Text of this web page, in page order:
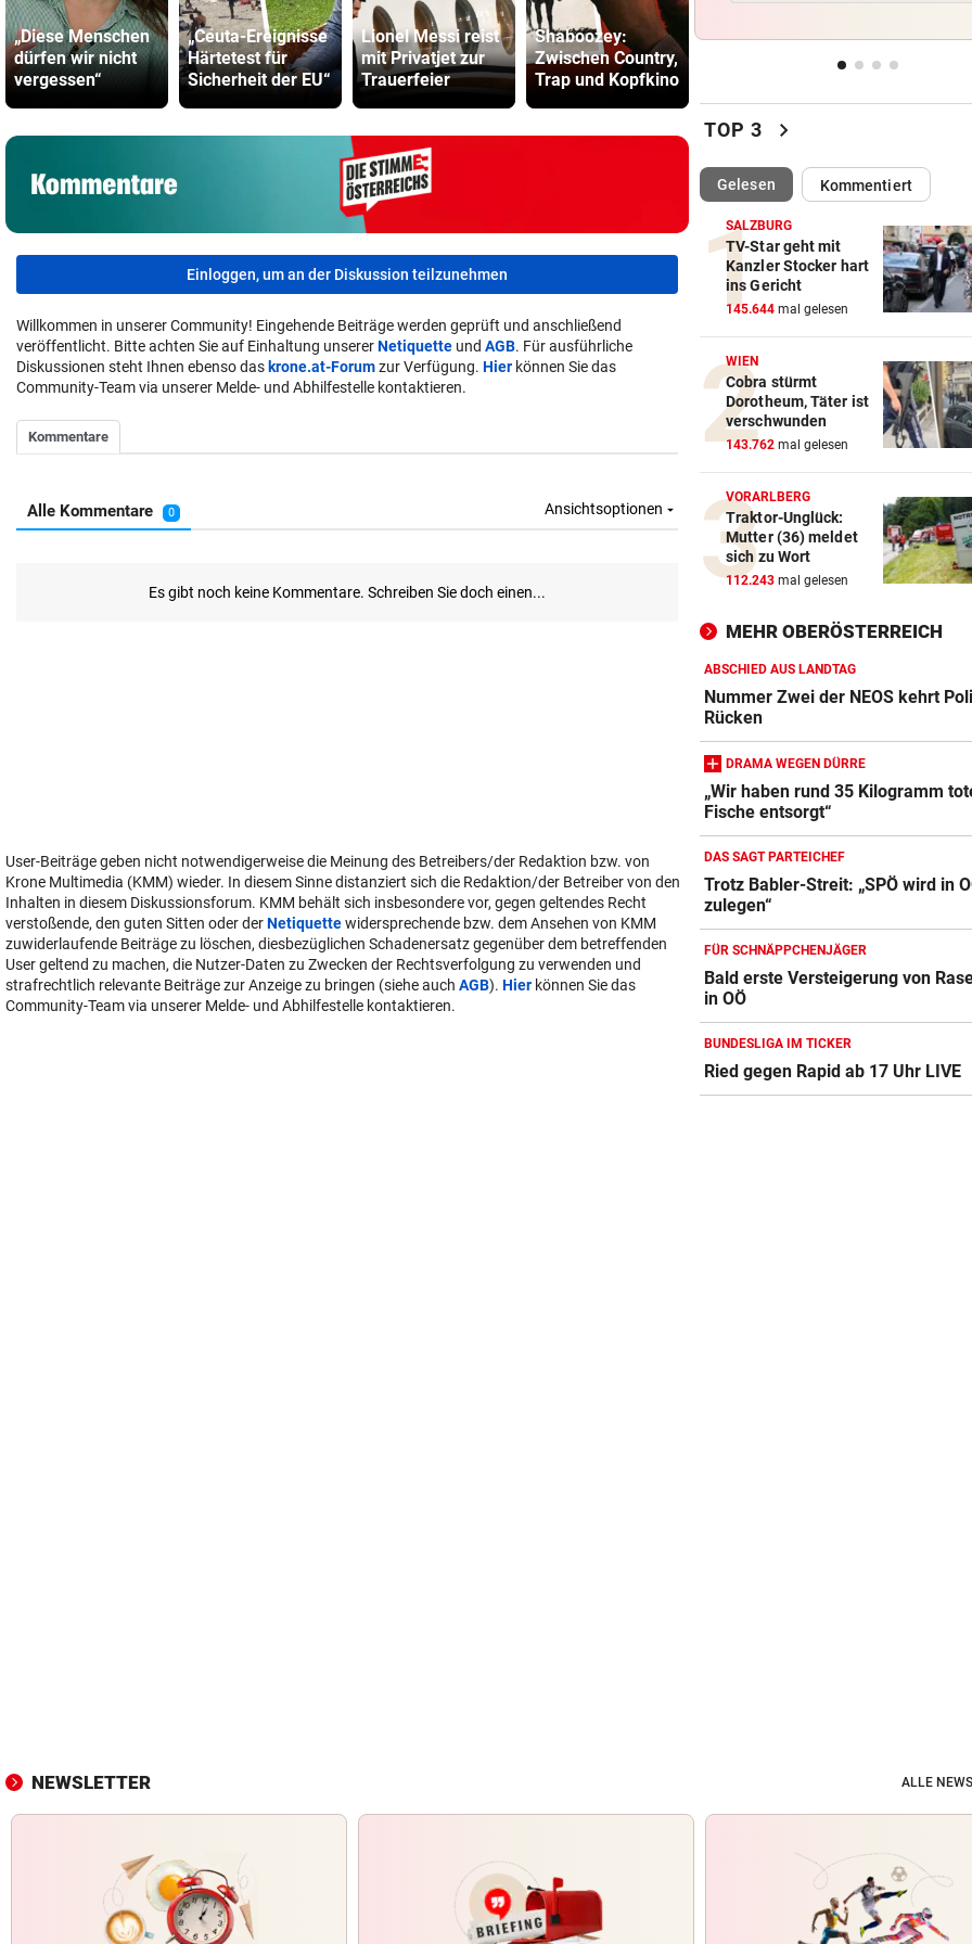
„Diese Menschen
dürfen wir nicht
vergessen“
„Ceuta-Ereignisse
Härtetest für
Sicherheit der EU“
Lionel Messi reist
mit Privatjet zur
Trauerfeier
Shaboozey:
Zwischen Country,
Trap und Kopfkino
wandelnde
Waren es
Einloggen, um an der Diskussion teilzunehmen
Willkommen in unserer Community! Eingehende Beiträge werden geprüft und anschließend
veröffentlicht. Bitte achten Sie auf Einhaltung unsererNetiquette und AGB. Für ausführliche
Diskussionen steht Ihnen ebenso das krone.at-Forumzur Verfügung. Hier können Sie das
Community-Team via unserer Melde- und Abhilfestelle kontaktieren.
User-Beiträge geben nicht notwendigerweise die Meinung des Betreibers/der Redaktion bzw. von
Krone Multimedia (KMM) wieder. In diesem Sinne distanziert sich die Redaktion/der Betreiber von den
Inhalten in diesem Diskussionsforum. KMM behält sich insbesondere vor, gegen geltendes Recht
verstoßende, den guten Sitten oder derNetiquettewidersprechende bzw. dem Ansehen von KMM
zuwiderlaufende Beiträge zu löschen, diesbezüglichen Schadenersatz gegenüber dem betreffenden
User geltend zu machen, die Nutzer-Daten zu Zwecken der Rechtsverfolgung zu verwenden und
strafrechtlich relevante Beiträge zur Anzeige zu bringen (siehe auch AGB). Hier können Sie das
Community-Team via unserer Melde- und Abhilfestelle kontaktieren.
IM SOMMER ÖFTER
Falscher Spendensammler
Paar über den Tisch
UMBAU IM STADION vor
Druck kennt die SV Ried
einzig vom Klo
TOP 3 chevron_right
Gelesen(ausgewählt)Kommentiert
SALZBURG
TV-Star geht mit
Kanzler Stocker hart
ins Gericht
145.644 mal gelesen
WIEN
Cobra stürmt
Dorotheum, Täter ist
verschwunden
143.762 mal gelesen
VORARLBERG
Traktor-Unglück:
Mutter (36) meldet
sich zu Wort
112.243 mal gelesen
MEHR OBERÖSTERREICH
ABSCHIED AUS LANDTAG
Nummer Zwei der NEOS kehrt
Rücken
DRAMA WEGEN DÜRRE
„Wir haben rund 35 Kilogramm
Fische entsorgt“
DAS SAGT PARTEICHEF
Trotz Babler-Streit: „SPÖ wird in
zulegen“
FÜR SCHNÄPPCHENJÄGER
Bald erste Versteigerung von
in OÖ
BUNDESLIGA IM TICKER
Ried gegen Rapid ab 17 Uhr LIVE
NEWSLETTER ALLE